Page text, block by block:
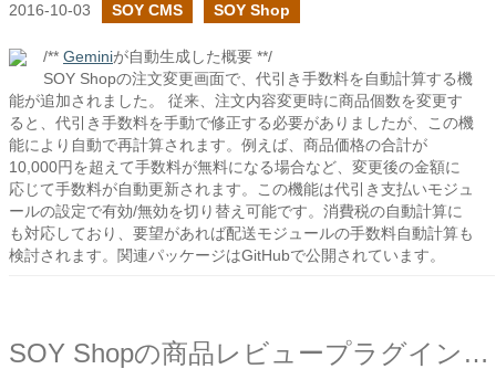
2016-10-03 SOY CMS SOY Shop
/** Geminiが自動生成した概要 **/
SOY Shopの注文変更画面で、代引き手数料を自動計算する機
能が追加されました。 従来、注文内容変更時に商品個数を変更す
ると、代引き手数料を手動で修正する必要がありましたが、この機
能により自動で再計算されます。例えば、商品価格の合計が
10,000円を超えて手数料が無料になる場合など、変更後の金額に
応じて手数料が自動更新されます。この機能は代引き支払いモジュ
ールの設定で有効/無効を切り替え可能です。消費税の自動計算に
も対応しており、要望があれば配送モジュールの手数料自動計算も
検討されます。関連パッケージはGitHubで公開されています。
SOY Shopの商品レビュープラグインでレビュー投稿時にポイントを付与